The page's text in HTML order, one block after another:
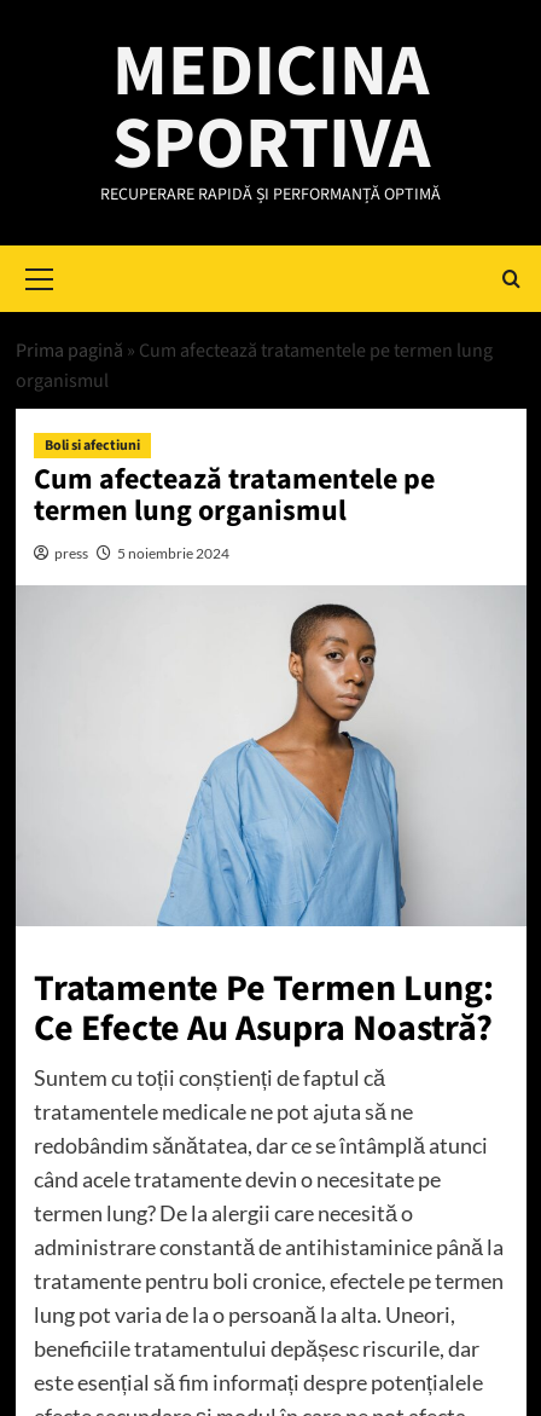
MEDICINA
SPORTIVA
RECUPERARE RAPIDĂ ȘI PERFORMANȚĂ OPTIMĂ
Menu
Prima pagină » Cum afectează tratamentele pe termen lung
organismul
Boli si afectiuni
Cum afectează tratamentele pe
termen lung organismul
press 5 noiembrie 2024
Tratamente Pe Termen Lung:
Ce Efecte Au Asupra Noastră?
Suntem cu toții conștienți de faptul că
tratamentele medicale ne pot ajuta să ne
redobândim sănătatea, dar ce se întâmplă atunci
când acele tratamente devin o necesitate pe
termen lung? De la alergii care necesită o
administrare constantă de antihistaminice până la
tratamente pentru boli cronice, efectele pe termen
lung pot varia de la o persoană la alta. Uneori,
beneficiile tratamentului depășesc riscurile, dar
este esențial să fim informați despre potențialele